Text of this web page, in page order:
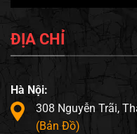
ĐỊA CHỈ
Hà Nội:
308 Nguyễn Trãi,
(Bản Đồ)